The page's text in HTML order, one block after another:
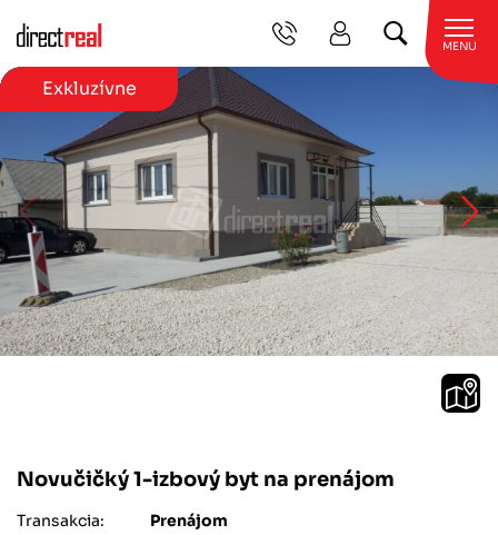
MENU
Exkluzívne
Novučičký 1-izbový byt na prenájom
Transakcia:
Prenájom